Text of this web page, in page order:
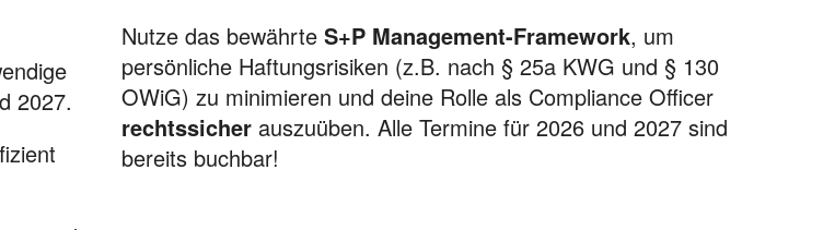
2027.
Nutze das bewährte S+P Management-Framework, um
persönliche Haftungsrisiken (z.B. nach § 25a KWG und § 130
OWiG) zu minimieren und deine Rolle als Compliance Officer
rechtssicher auszuüben. Alle Termine für 2026 und 2027 sind
bereits buchbar!